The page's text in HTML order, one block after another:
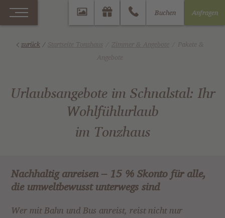
Buchen Anfragen
zurück/
Urlaubsangebote im Schnalstal: Ihr
Wohlfühlurlaub
im Tonzhaus
Nachhaltig anreisen – 15 % Skonto für alle,
die umweltbewusst unterwegs sind
Wer mit Bahn und Bus anreist, reist nicht nur